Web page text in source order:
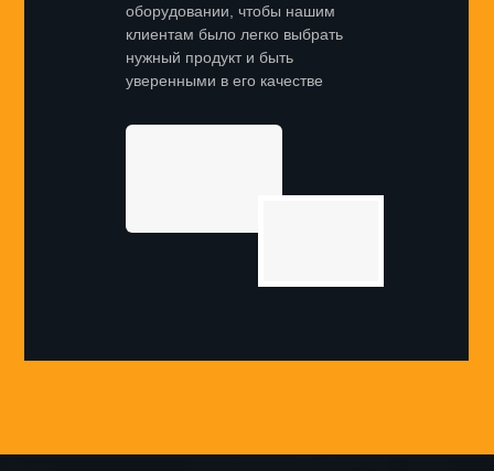
оборудовании, чтобы нашим
клиентам было легко выбрать
нужный продукт и быть
уверенными в его качестве